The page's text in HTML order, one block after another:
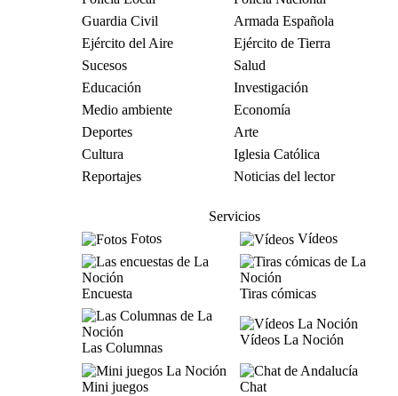
Guardia Civil
Armada Española
Ejército del Aire
Ejército de Tierra
Sucesos
Salud
Educación
Investigación
Medio ambiente
Economía
Deportes
Arte
Cultura
Iglesia Católica
Reportajes
Noticias del lector
Servicios
Fotos
Vídeos
Encuesta Tiras cómicas
Las Columnas
Vídeos La Noción
Mini juegos
Chat